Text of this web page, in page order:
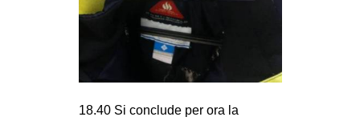
18.40 Si conclude per ora la